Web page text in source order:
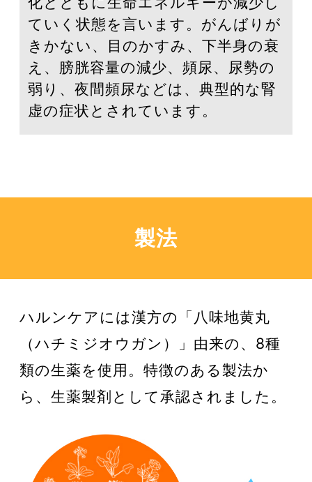
ていく状態を言います。がんばりが
きかない、目のかすみ、下半身の衰
え、膀胱容量の減少、頻尿、尿勢の
弱り、夜間頻尿などは、典型的な腎
虚の症状とされています。
製法
ハルンケアには漢方の「八味地黄丸
（ハチミジオウガン）」由来の、8種
類の生薬を使用。特徴のある製法か
ら、生薬製剤として承認されました。